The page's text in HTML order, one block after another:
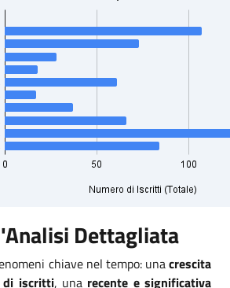
Dettagliata
chiave nel tempo: unacrescita
di iscritti, una recente e significativa